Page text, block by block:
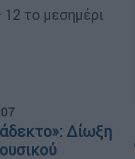
το μεσημέρι
Δίωξη